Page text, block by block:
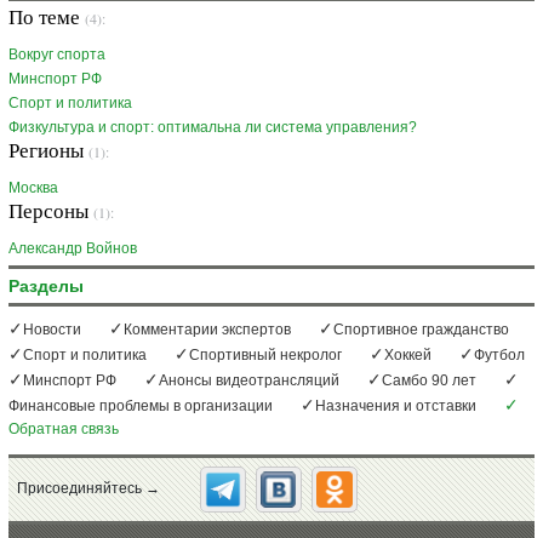
По теме (4):
Вокруг спорта
Минспорт РФ
Спорт и политика
Физкультура и спорт: оптимальна ли система управления?
Регионы (1):
Москва
Персоны (1):
Александр Войнов
Разделы
Новости Комментарии экспертов
Спортивное гражданство
Спорт и политика
Спортивный некролог Хоккей
Футбол
Минспорт РФ
Анонсы видеотрансляций
Самбо 90 лет
Финансовые проблемы в организации
Назначения и отставки
Обратная связь
Присоединяйтесь →